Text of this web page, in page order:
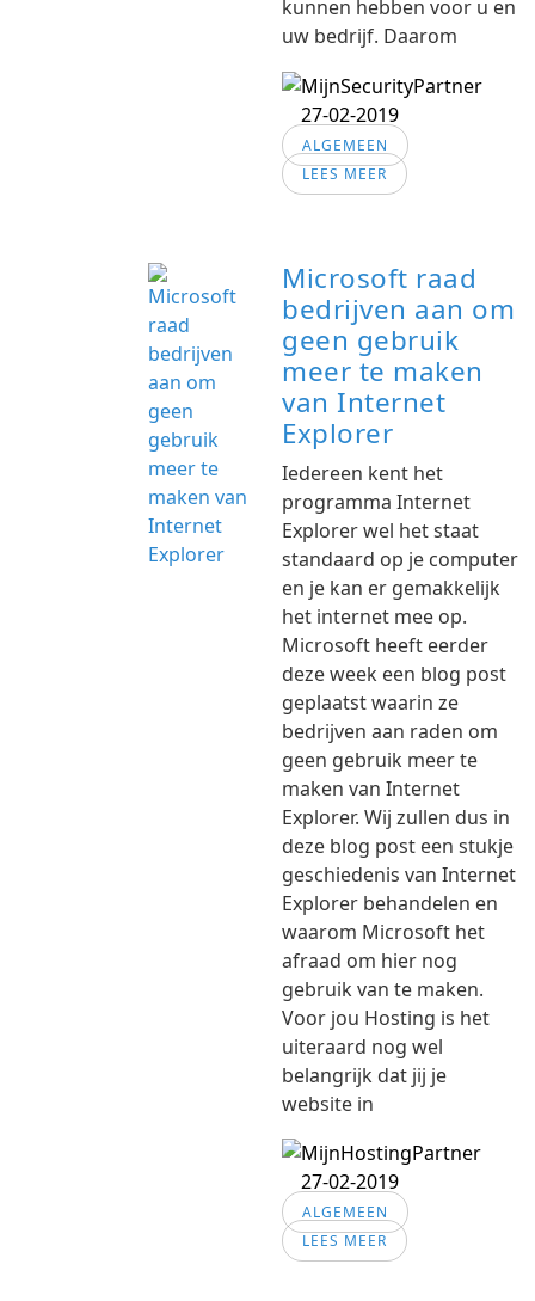
kunnen hebben voor u en
uw bedrijf. Daarom
27-02-2019
ALGEMEEN
LEES MEER
Microsoft raad
bedrijven aan om
geen gebruik
meer te maken
van Internet
Explorer
Iedereen kent het
programma Internet
Explorer wel het staat
standaard op je computer
en je kan er gemakkelijk
het internet mee op.
Microsoft heeft eerder
deze week een blog post
geplaatst waarin ze
bedrijven aan raden om
geen gebruik meer te
maken van Internet
Explorer. Wij zullen dus in
deze blog post een stukje
geschiedenis van Internet
Explorer behandelen en
waarom Microsoft het
afraad om hier nog
gebruik van te maken.
Voor jou Hosting is het
uiteraard nog wel
belangrijk dat jij je
website in
27-02-2019
ALGEMEEN
LEES MEER